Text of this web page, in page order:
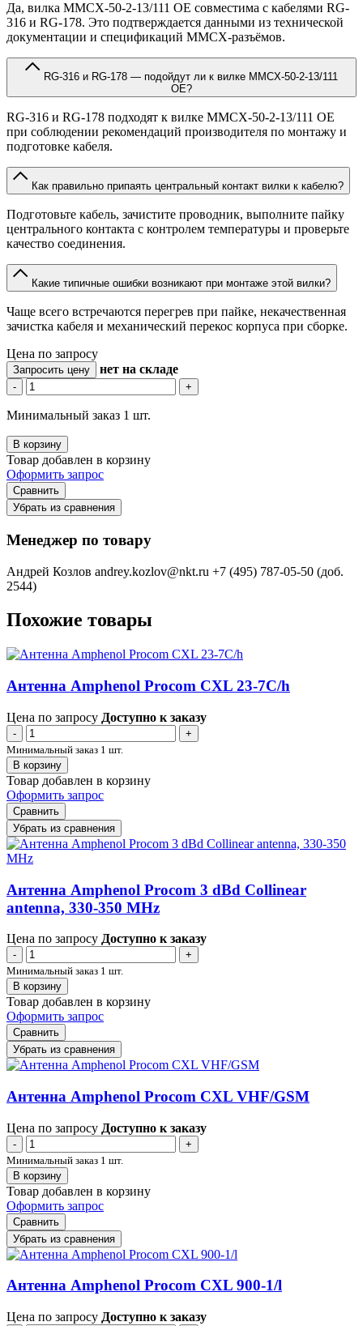
Да, вилка MMCX-50-2-13/111 OE совместима с кабелями RG-
316 и RG-178. Это подтверждается данными из технической
документации и спецификаций MMCX-разъёмов.
OE?
RG-316 и RG-178 подходят к вилке MMCX-50-2-13/111 OE
при соблюдении рекомендаций производителя по монтажу и
подготовке кабеля.
Как правильно припаять центральный контакт вилки к кабелю?
Подготовьте кабель, зачистите проводник, выполните пайку
центрального контакта с контролем температуры и проверьте
качество соединения.
Какие типичные ошибки возникают при монтаже этой вилки?
Чаще всего встречаются перегрев при пайке, некачественная
зачистка кабеля и механический перекос корпуса при сборке.
Цена по запросу
Запросить цену нет на складе
- +
Минимальный заказ 1 шт.
В корзину
Товар добавлен в корзину
Оформить запрос
Сравнить
Убрать из сравнения
Менеджер по товару
Андрей Козлов andrey.kozlov@nkt.ru +7 (495) 787-05-50 (доб.
2544)
Похожие товары
Антенна Amphenol Procom CXL 23-7C/h
Цена по запросу Доступно к заказу
-
+
Минимальный заказ 1 шт.
В корзину
Товар добавлен в корзину
Оформить запрос
Сравнить
Убрать из сравнения
Антенна Amphenol Procom 3 dBd Collinear
antenna, 330-350 MHz
Цена по запросу Доступно к заказу
-
+
Минимальный заказ 1 шт.
В корзину
Товар добавлен в корзину
Оформить запрос
Сравнить
Убрать из сравнения
Антенна Amphenol Procom CXL VHF/GSM
Цена по запросу Доступно к заказу
-
+
Минимальный заказ 1 шт.
В корзину
Товар добавлен в корзину
Оформить запрос
Сравнить
Убрать из сравнения
Антенна Amphenol Procom CXL 900-1/l
Цена по запросу Доступно к заказу